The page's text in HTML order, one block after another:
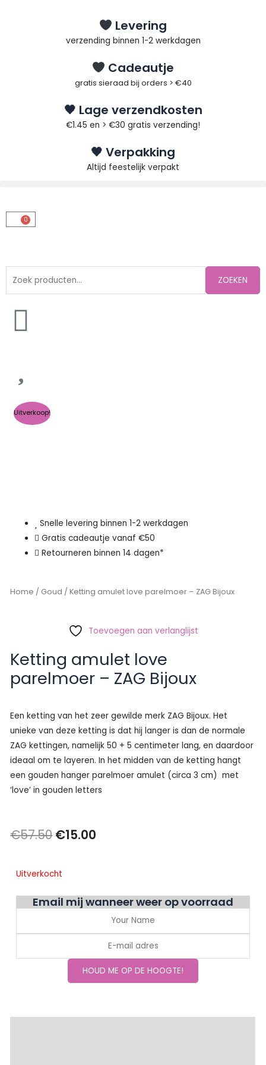
Levering
verzending binnen 1-2 werkdagen
Cadeautje
gratis sieraad bij orders > €40
🖤 Lage verzendkosten
€1.45 en > €30 gratis verzending!
🖤 Verpakking
Altijd feestelijk verpakt
0
Winkelwagen
ZOEKEN
Uitverkoop!
Snelle levering binnen 1-2 werkdagen
Gratis cadeautje vanaf €50
Retourneren binnen 14 dagen*
Home / Goud / Ketting amulet love parelmoer – ZAG Bijoux
Toevoegen aan verlanglijst
Ketting amulet love
parelmoer – ZAG Bijoux
Een ketting van het zeer gewilde merk ZAG Bijoux. Het
unieke van deze ketting is dat hij langer is dan de normale
ZAG kettingen, namelijk 50 + 5 centimeter lang, en daardoor
ideaal om te layeren. In het midden van de ketting hangt
een gouden hanger parelmoer amulet (circa 3 cm) met
‘love’ in gouden letters
€57.50Oorspronkelijke
was:
€57.50.
€15.00
€15.00.
Uitverkocht
Email mij wanneer weer op voorraad